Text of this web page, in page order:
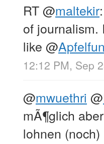
RT@maltekir
of journalism.
like @
12:12 PM, Sep
@mwuethri @
mÃ¶glich
lohnen (noch)